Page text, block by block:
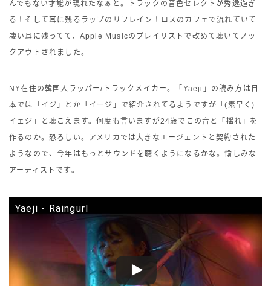
んでもない才能が現れたなぁと。トラックの音色セレクトが秀逸過ぎ
る！そして耳に残るラップのリフレイン！ロスのカフェで流れていて
凄い耳に残ってて、Apple Musicのプレイリストで改めて聴いてノッ
クアウトされました。
NY在住の韓国人ラッパー/トラックメイカー。「Yaeji」の読み方は日
本では「イジ」とか「イージ」で紹介されてるようですが「(素早く)
イェジ」と聴こえます。何度も言いますが24歳でこの音と「揺れ」を
作るのか。恐ろしい。アメリカでは大きなエージェントと契約された
ようなので、今年はもっとサウンドを聴くようになるかな。愉しみな
アーティストです。
Yaeji - Raingurl